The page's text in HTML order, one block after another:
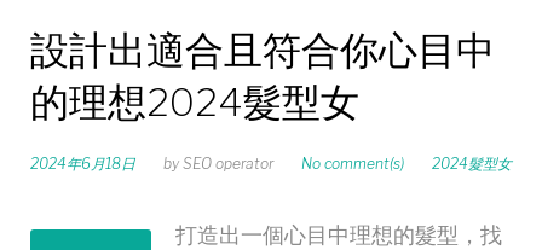
設計出適合且符合你心目中
的理想2024髮型女
2024年6月18日 by SEO operator No comment(s) 2024髮型女
打造出一個心目中理想的髮型，找